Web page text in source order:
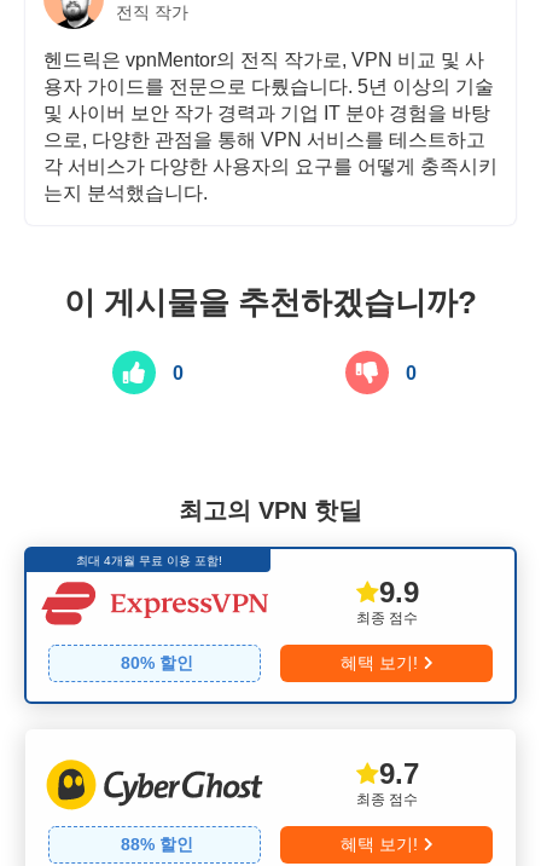
전직 작가
헨드릭은 vpnMentor의 전직 작가로, VPN 비교 및 사
용자 가이드를 전문으로 다뤘습니다. 5년 이상의 기술
및 사이버 보안 작가 경력과 기업 IT 분야 경험을 바탕
으로, 다양한 관점을 통해 VPN 서비스를 테스트하고
각 서비스가 다양한 사용자의 요구를 어떻게 충족시키
는지 분석했습니다.
이 게시물을 추천하겠습니까?
0 0
최고의 VPN 핫딜
최대 4개월 무료 이용 포함!
최종 점수
9.9
80% 할인 혜택 보기!
최종 점수
9.7
88% 할인 혜택 보기!